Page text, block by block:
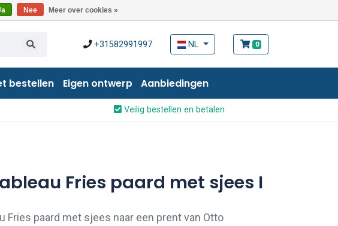
Nee Meer over cookies »
+31582991997 NL 0
bestellen Eigen ontwerp Aanbiedingen
Veilig bestellen en betalen
Fries paard met sjees I
Fries paard met sjees naar een prent van Otto